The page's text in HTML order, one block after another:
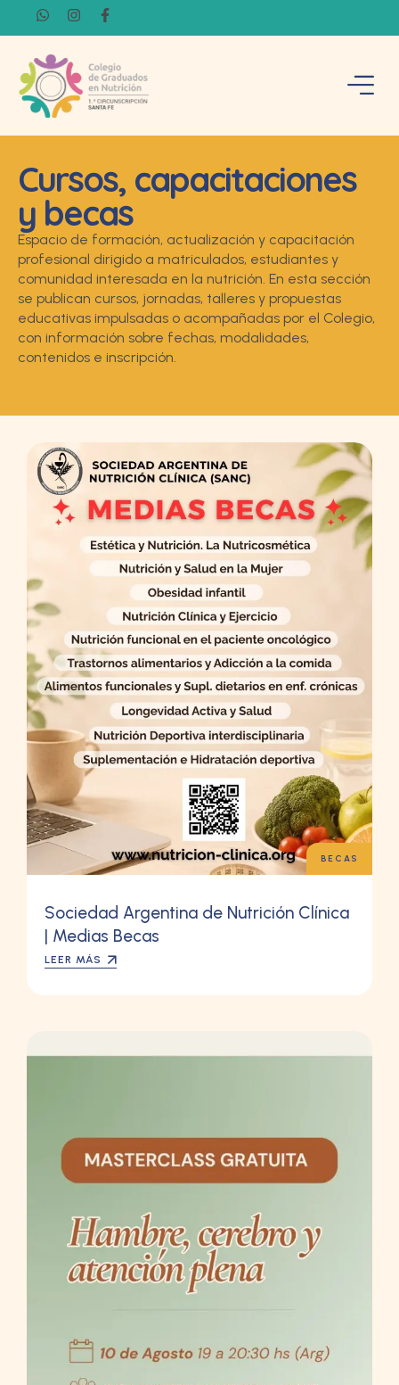
Cursos, capacitaciones
y becas
Espacio de formación, actualización y capacitación
profesional dirigido a matriculados, estudiantes y
comunidad interesada en la nutrición. En esta sección
se publican cursos, jornadas, talleres y propuestas
educativas impulsadas o acompañadas por el Colegio,
con información sobre fechas, modalidades,
contenidos e inscripción.
BECAS
Sociedad Argentina de Nutrición Clínica
| Medias Becas
LEER MÁS